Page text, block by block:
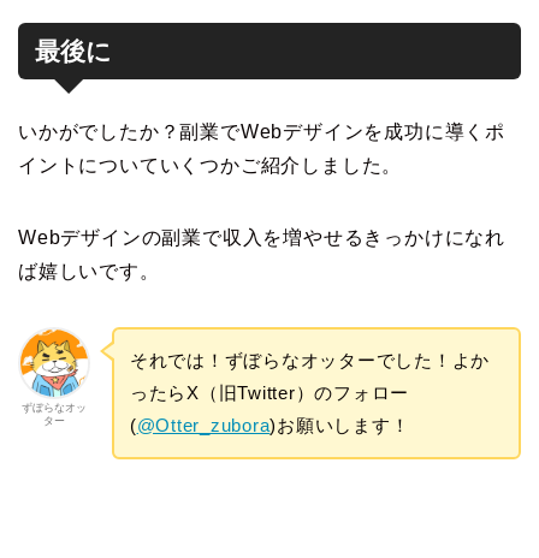
最後に
いかがでしたか？副業でWebデザインを成功に導くポ
イントについていくつかご紹介しました。
Webデザインの副業で収入を増やせるきっかけになれ
ば嬉しいです。
ずぼらなオッ
ター
それでは！ずぼらなオッターでした！よか
ったらX（旧Twitter）のフォロー
(@Otter_zubora)お願いします！